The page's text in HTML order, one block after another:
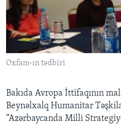
BIZI IZLƏYIN
Oxfam-ın tədbiri
Bakıda Avropa İttifaqının
Beynəlxalq Humanitar
“Azərbaycanda Milli